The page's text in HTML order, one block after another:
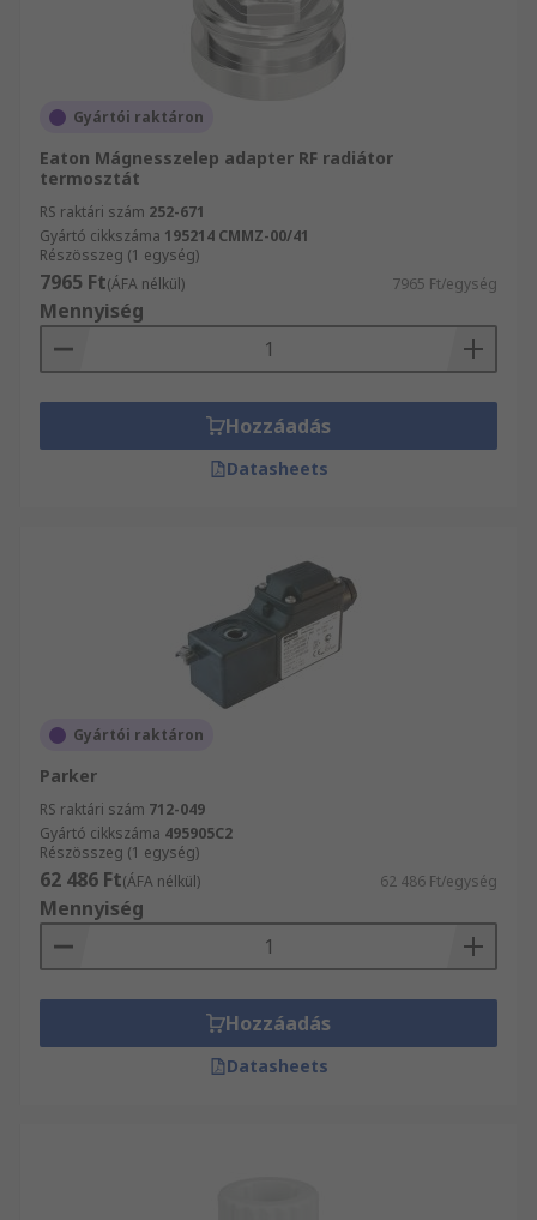
Gyártói raktáron
Eaton Mágnesszelep adapter RF radiátor
termosztát
RS raktári szám 252-671
Gyártó cikkszáma 195214 CMMZ-00/41
Részösszeg (1 egység)
7965 Ft(ÁFA nélkül) 7965 Ft/egység
Mennyiség
Hozzáadás
Datasheets
Gyártói raktáron
Parker
RS raktári szám 712-049
Gyártó cikkszáma 495905C2
Részösszeg (1 egység)
62 486 Ft(ÁFA nélkül) 62 486 Ft/egység
Mennyiség
Hozzáadás
Datasheets